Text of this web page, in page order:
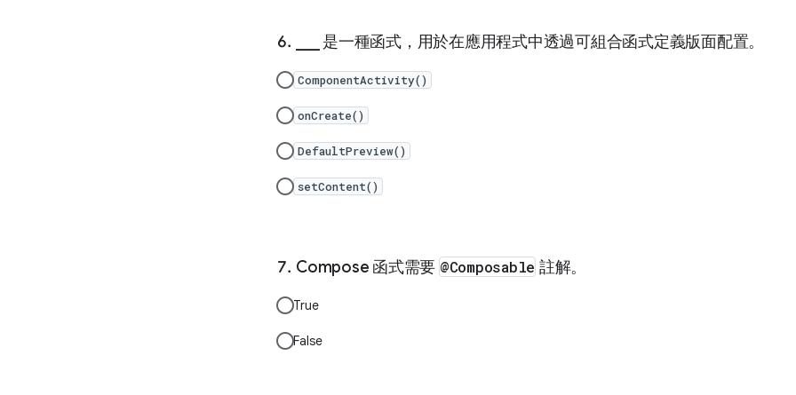
___ 是一種函式，用於在應用程式中透過可組合函式定義版面配置。
ComponentActivity()
onCreate()
DefaultPreview()
setContent()
Compose 函式需要 @Composable 註解。
True
False